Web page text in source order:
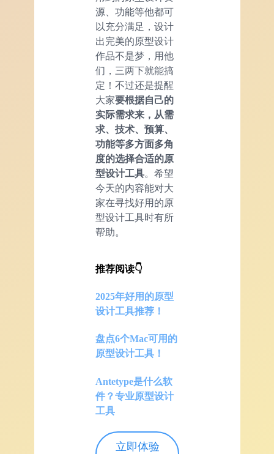
源、功能等他都可
以充分满足，设计
出完美的原型设计
作品不是梦，用他
们，三两下就能搞
定！不过还是提醒
大家要根据自己的
实际需求来，从需
求、技术、预算、
功能等多方面多角
度的选择合适的原
型设计工具。希望
今天的内容能对大
家在寻找好用的原
型设计工具时有所
帮助。
推荐阅读👇
2025年好用的原型
设计工具推荐！
盘点6个Mac可用的
原型设计工具！
Antetype是什么软
件？专业原型设计
工具
立即体验